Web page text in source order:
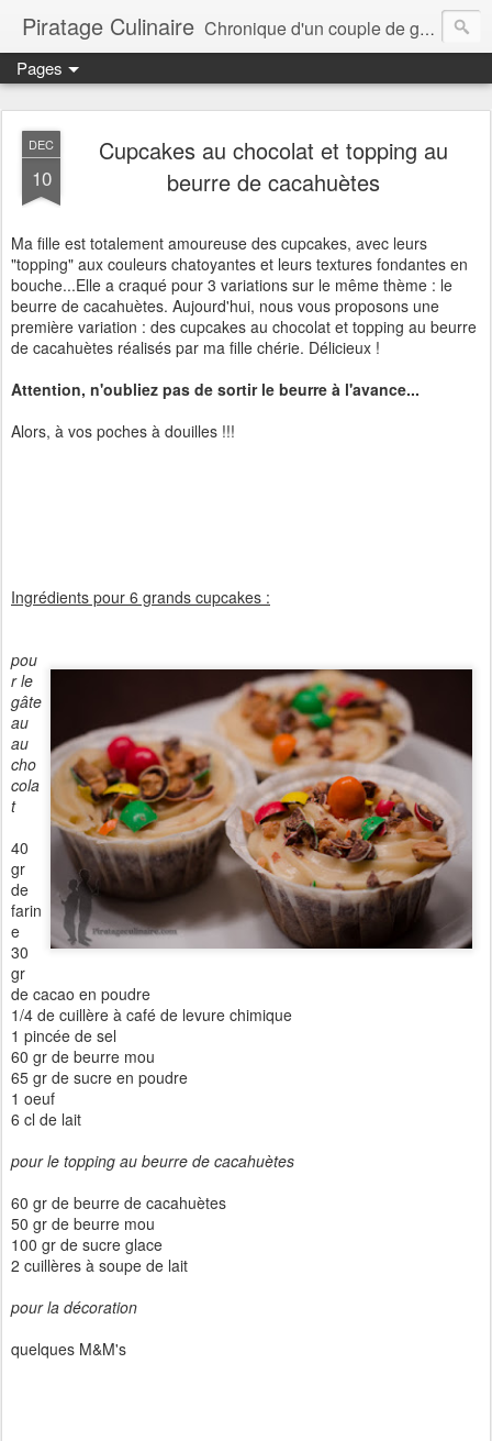
Piratage Culinaire Chronique d'un couple de gourmands
Pages
DEC
10
Cupcakes au chocolat et topping au
beurre de cacahuètes
Ma fille est totalement amoureuse des cupcakes, avec leurs
"topping" aux couleurs chatoyantes et leurs textures fondantes en
bouche...Elle a craqué pour 3 variations sur le même thème : le
beurre de cacahuètes. Aujourd'hui, nous vous proposons une
première variation : des cupcakes au chocolat et topping au beurre
de cacahuètes réalisés par ma fille chérie. Délicieux !
Attention, n'oubliez pas de sortir le beurre à l'avance...
Alors, à vos poches à douilles !!!
Ingrédients pour 6 grands cupcakes :
pou
r le
gâte
au
au
cho
cola
t
40
gr
de
farin
e
30
gr
de cacao en poudre
1/4 de cuillère à café de levure chimique
1 pincée de sel
60 gr de beurre mou
65 gr de sucre en poudre
1 oeuf
6 cl de lait
pour le topping au beurre de cacahuètes
60 gr de beurre de cacahuètes
50 gr de beurre mou
100 gr de sucre glace
2 cuillères à soupe de lait
pour la décoration
quelques M&M's